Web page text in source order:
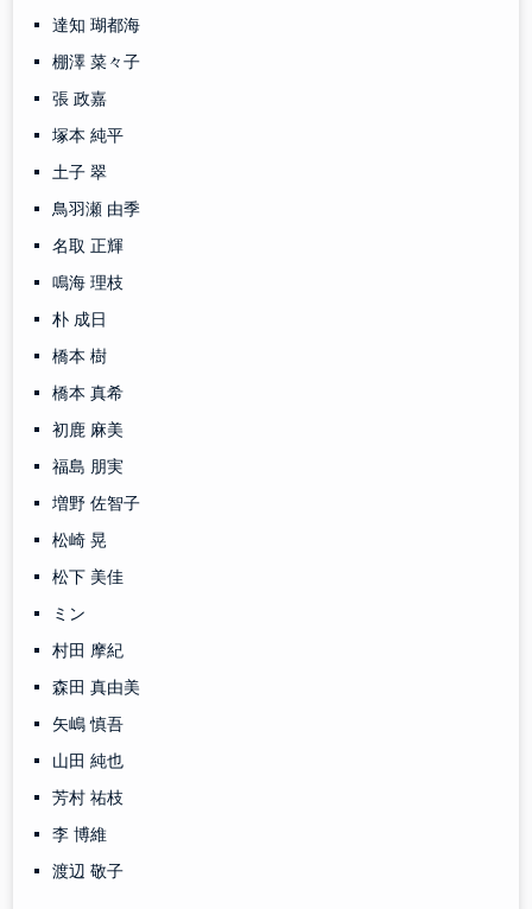
達知 瑚都海
棚澤 菜々子
張 政嘉
塚本 純平
土子 翠
鳥羽瀬 由季
名取 正輝
鳴海 理枝
朴 成日
橋本 樹
橋本 真希
初鹿 麻美
福島 朋実
増野 佐智子
松崎 晃
松下 美佳
ミン
村田 摩紀
森田 真由美
矢嶋 慎吾
山田 純也
芳村 祐枝
李 博維
渡辺 敬子